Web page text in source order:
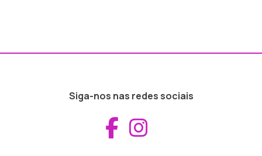
Siga-nos nas redes sociais
Aceder ao